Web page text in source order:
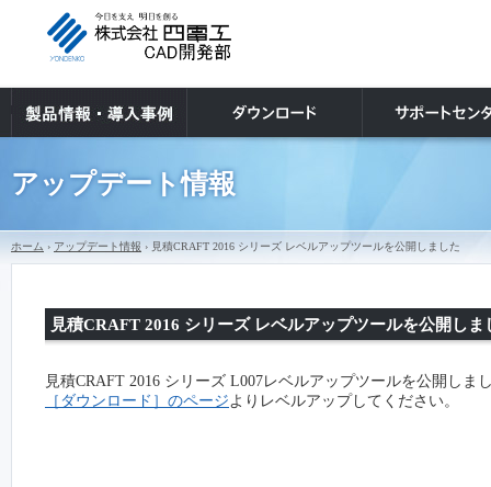
アップデート情報
ホーム › アップデート情報 › 見積CRAFT 2016 シリーズ レベルアップツールを公開しました
見積CRAFT 2016 シリーズ レベルアップツールを公開しま
見積CRAFT 2016 シリーズ L007レベルアップツールを公開しま
［ダウンロード］のページよりレベルアップしてください。